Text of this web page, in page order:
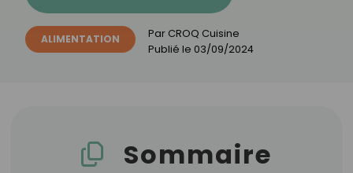
ALIMENTATION Par CROQ Cuisine
Publié le 03/09/2024
Sommaire